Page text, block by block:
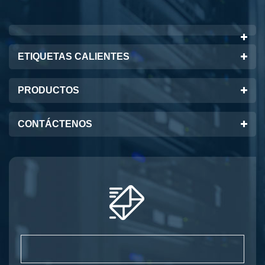
ETIQUETAS CALIENTES
PRODUCTOS
CONTÁCTENOS